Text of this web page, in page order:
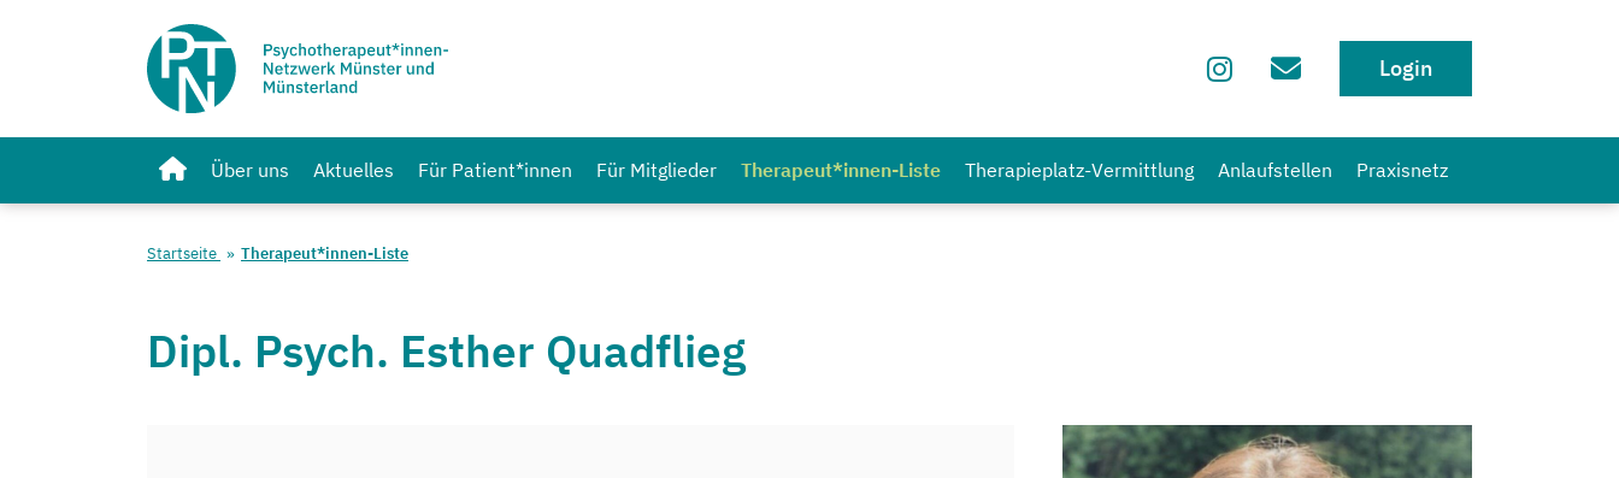
Login
Über uns Aktuelles Für Patient*innen Für Mitglieder Therapeut*innen-Liste Therapieplatz-Vermittlung Anlaufstellen Praxisnetz
Startseite Therapeut*innen-Liste
Dipl. Psych. Esther Quadflieg